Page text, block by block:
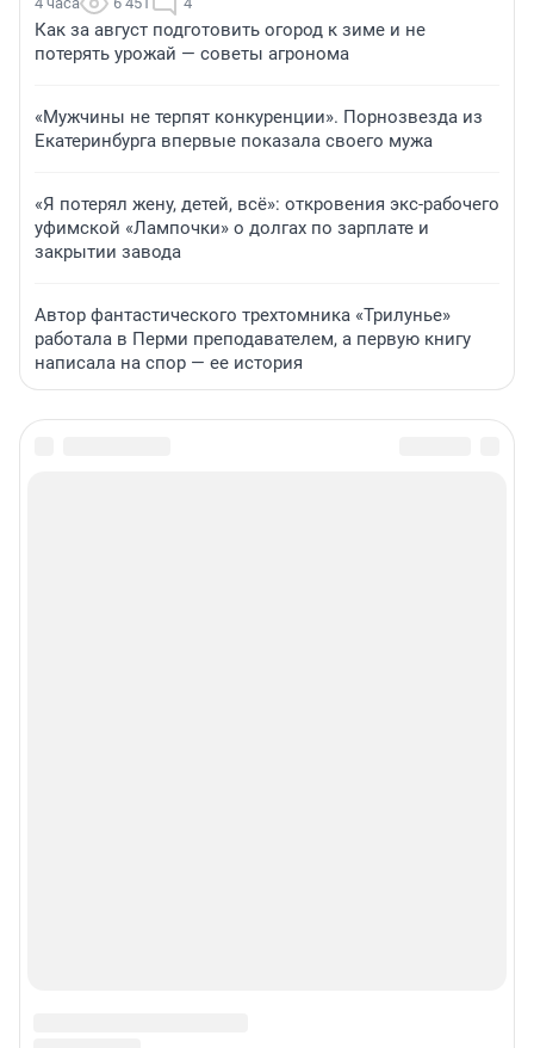
Как за август подготовить огород к зиме и не
потерять урожай — советы агронома
«Мужчины не терпят конкуренции». Порнозвезда из
Екатеринбурга впервые показала своего мужа
«Я потерял жену, детей, всё»: откровения экс-рабочего
уфимской «Лампочки» о долгах по зарплате и
закрытии завода
Автор фантастического трехтомника «Трилунье»
работала в Перми преподавателем, а первую книгу
написала на спор — ее история